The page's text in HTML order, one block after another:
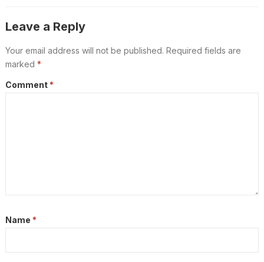
Leave a Reply
Your email address will not be published. Required fields are
marked *
Comment *
Name *